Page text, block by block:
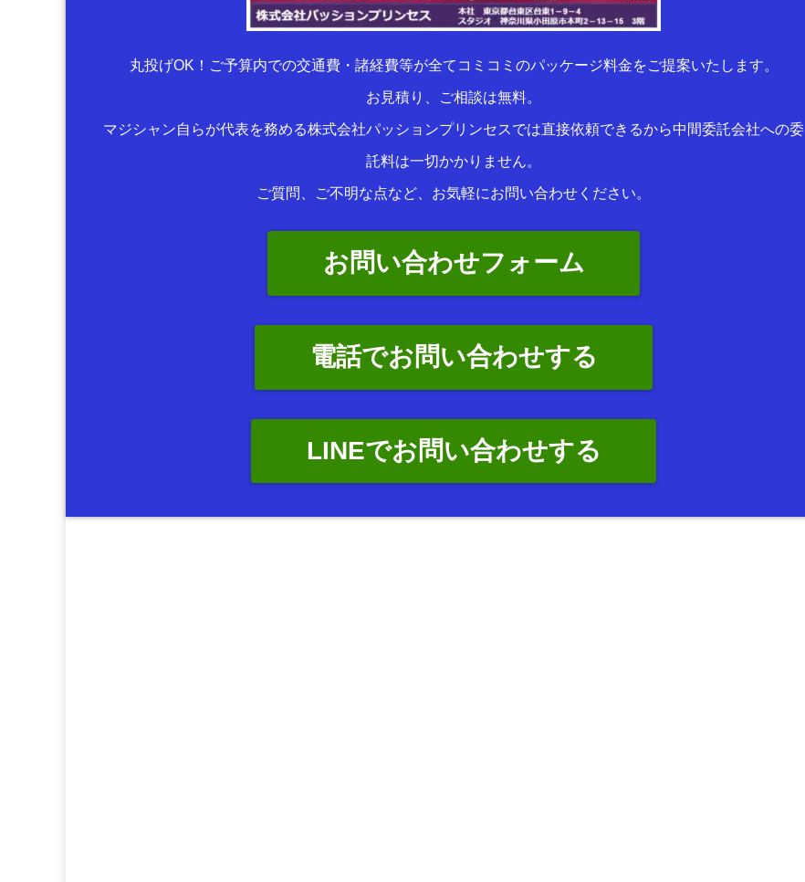
丸投げOK！ご予算内での交通費・諸経費等が全てコミコミのパッケージ料金をご提案いたします。
お見積り、ご相談は無料。
マジシャン自らが代表を務める株式会社パッションプリンセスでは直接依頼できるから中間委託会社への委
託料は一切かかりません。
ご質問、ご不明な点など、お気軽にお問い合わせください。
お問い合わせフォーム
電話でお問い合わせする
LINEでお問い合わせする